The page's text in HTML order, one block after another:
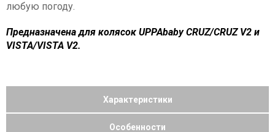
любую погоду.
Предназначена для колясок UPPAbaby CRUZ/CRUZ V2 и
VISTA/VISTA V2.
Характеристики
Особенности